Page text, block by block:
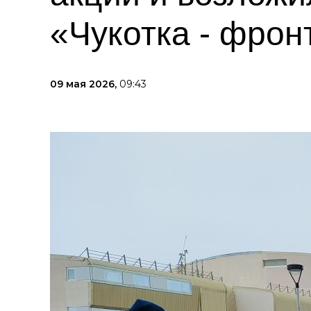
«Чукотка -
09 мая 2026, 09:43